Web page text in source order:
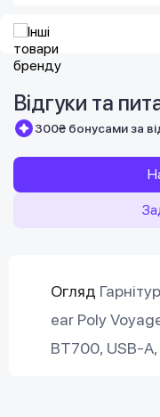
Відгуки та
300₴ бонусами за
Огляд
ear Poly
BT700, USB-